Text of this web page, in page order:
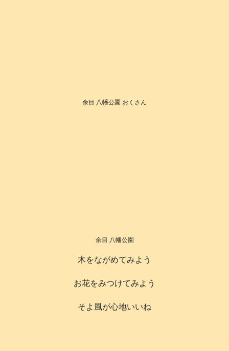
余目 八幡公園 おくさん
余目 八幡公園
木をながめてみよう
お花をみつけてみよう
そよ風が心地いいね